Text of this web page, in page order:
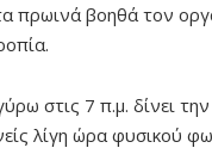
πρωινά βοηθά τον
στις 7 π.μ. δίνει την
λίγη ώρα φυσικού